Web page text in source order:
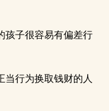
孩子很容易有偏差行
行为换取钱财的人